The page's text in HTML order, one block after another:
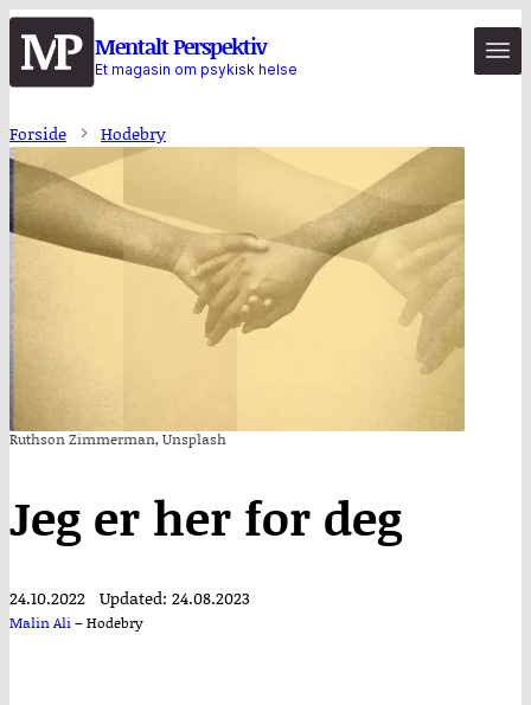
Hopp
til
hovedinnhold
Mentalt Perspektiv
Et magasin om psykisk helse
Forside Hodebry
Ruthson Zimmerman, Unsplash
Jeg er her for deg
24.10.2022 Updated: 24.08.2023
Malin Ali–Hodebry